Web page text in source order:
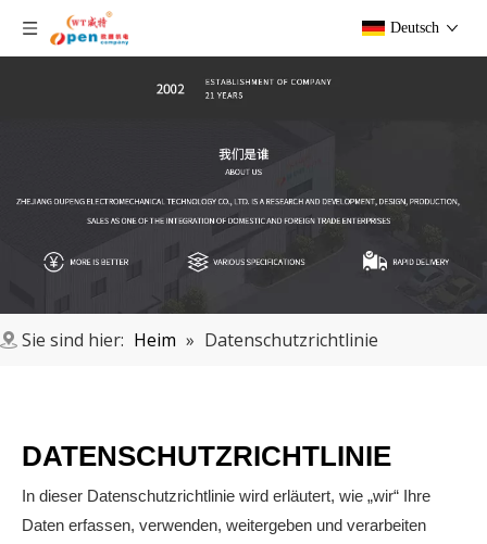
Deutsch
Sie sind hier: Heim » Datenschutzrichtlinie
DATENSCHUTZRICHTLINIE
In dieser Datenschutzrichtlinie wird erläutert, wie „wir“ Ihre
Daten erfassen, verwenden, weitergeben und verarbeiten